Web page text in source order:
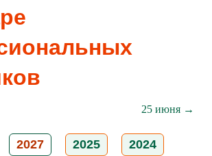
25 июня →
2027 2025 2024